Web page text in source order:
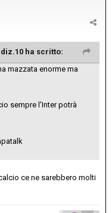
ha scritto:
mazzata enorme ma
sempre l'Inter potrà
ce ne sarebbero molti